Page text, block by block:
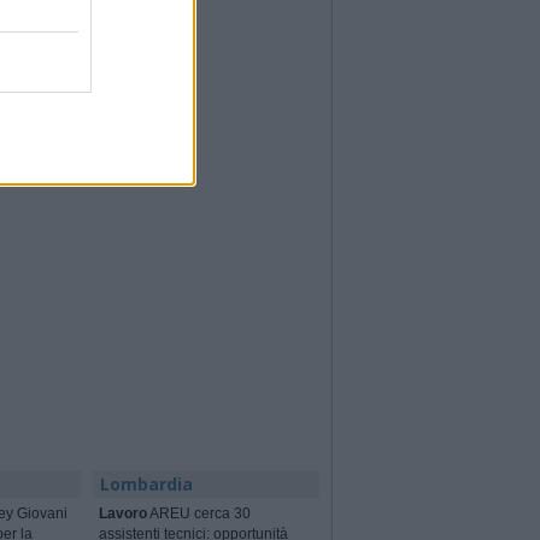
Giovani
la
Lombardia
LavoroAREU cerca 30
assistenti tecnici: opportunità